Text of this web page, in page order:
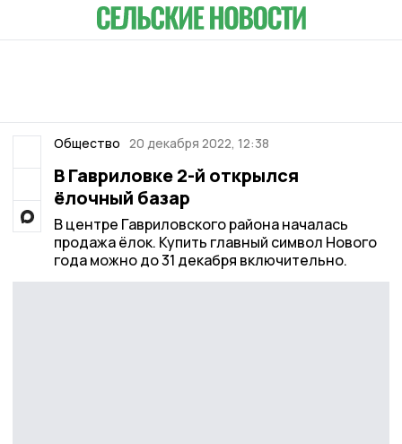
Общество 20 декабря 2022, 12:38
В Гавриловке 2-й открылся
ёлочный базар
В центре Гавриловского района началась
продажа ёлок. Купить главный символ Нового
года можно до 31 декабря включительно.